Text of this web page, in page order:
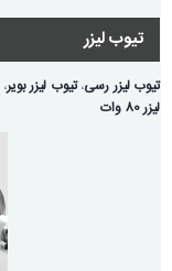
تیوب لیزر
تیوب لیزر رسی،تیوب لیزر بویر،
لیزر 80 وات